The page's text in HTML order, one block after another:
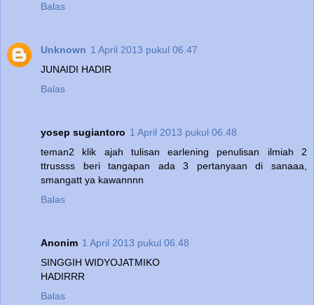
Balas
Unknown 1 April 2013 pukul 06.47
JUNAIDI HADIR
Balas
yosep sugiantoro 1 April 2013 pukul 06.48
teman2 klik ajah tulisan earlening penulisan ilmiah 2
ttrussss beri tangapan ada 3 pertanyaan di sanaaa,
smangatt ya kawannnn
Balas
Anonim 1 April 2013 pukul 06.48
SINGGIH WIDYOJATMIKO
HADIRRR
Balas